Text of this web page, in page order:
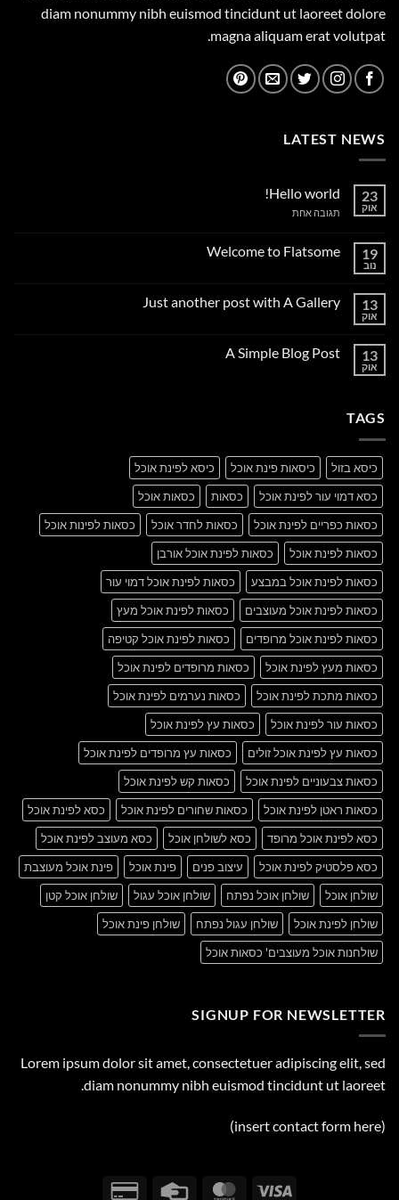
diam nonummy nibh euismod tincidunt ut laoreet dolore
magna aliquam erat volutpat.
LATEST NEWS
23
אוק
Hello world!
תגובה אחתעל
19
נוב
Welcome to Flatsome
Welcome
13
אוק
Just another post with A Gallery
Just
13
אוק
A Simple Blog Post
TAGS
כיסא בזול כיסאות פינת אוכל
כיסא לפינת אוכל
כסא דמוי עור לפינת אוכל
כסאות
כסאות אוכל
כסאות כפריים לפינת אוכל
כסאות לחדר אוכל
כסאות לפינות אוכל
כסאות לפינת אוכל
כסאות לפינת אוכל אורבן
כסאות לפינת אוכל במבצע
כסאות לפינת אוכל דמוי עור
כסאות לפינת אוכל מעוצבים
כסאות לפינת אוכל מעץ
כסאות לפינת אוכל מרופדים
כסאות לפינת אוכל קטיפה
כסאות מעץ לפינת אוכל
כסאות מרופדים לפינת אוכל
כסאות מתכת לפינת אוכל
כסאות נערמים לפינת אוכל
כסאות עור לפינת אוכל
כסאות עץ לפינת אוכל
כסאות עץ לפינת אוכל זולים
כסאות עץ מרופדים לפינת אוכל
כסאות צבעוניים לפינת אוכל
כסאות קש לפינת אוכל
כסאות ראטן לפינת אוכל
כסאות שחורים לפינת אוכל
כסא לפינת אוכל
כסא לפינת אוכל מרופד
כסא לשולחן אוכל
כסא מעוצב לפינת אוכל
כסא פלסטיק לפינת אוכל
עיצוב פנים פינת אוכל
פינת אוכל מעוצבת
שולחן אוכל
שולחן אוכל נפתח שולחן אוכל עגול
שולחן אוכל קטן
שולחן לפינת אוכל
שולחן עגול נפתח
שולחן פינת אוכל
שולחנות אוכל מעוצבים' כסאות אוכל
SIGNUP FOR NEWSLETTER
Lorem ipsum dolor sit amet, consectetuer adipiscing elit, sed
diam nonummy nibh euismod tincidunt ut laoreet.
(insert contact form here)
Visa
MasterCard
Credit